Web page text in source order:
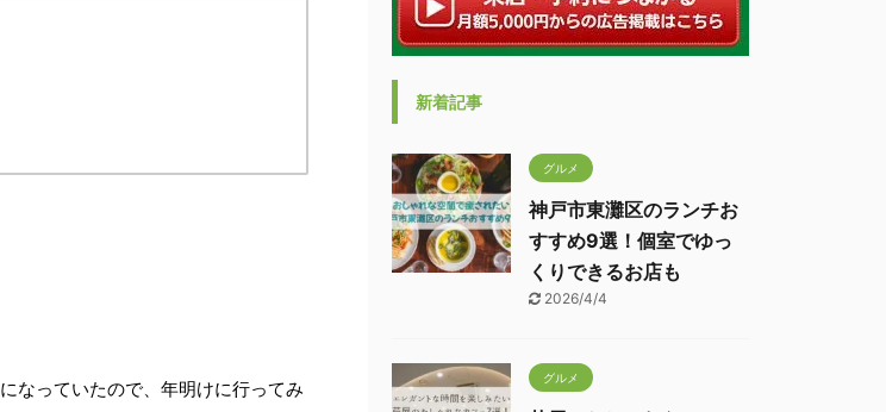
なっていたので、年明けに行ってみ
新着記事
グルメ
神戸市東灘区のランチお
すすめ9選！個室でゆっ
くりできるお店も
2026/4/4
グルメ